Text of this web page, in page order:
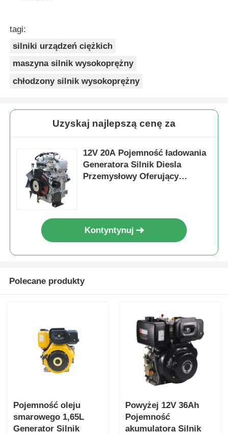
tagi:
silniki urządzeń ciężkich
maszyna silnik wysokoprężny
chłodzony silnik wysokoprężny
Uzyskaj najlepszą cenę za
12V 20A Pojemność ładowania
Generatora Silnik Diesla
Przemysłowy Oferujący
Kontyntynuj
Polecane produkty
Pojemność oleju
smarowego 1,65L
Generator Silnik
Powyżej 12V 36Ah
Pojemność
akumulatora Silnik